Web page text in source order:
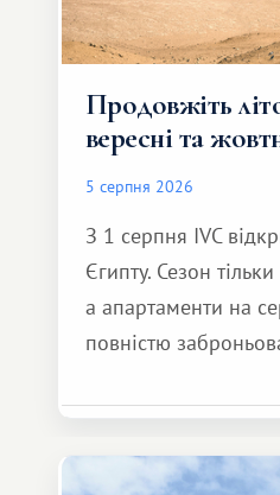
Продовжіть
вересні та
5 серпня 2026
З 1 серпня IVC
Єгипту. Сезон
а апартаменти на
повністю